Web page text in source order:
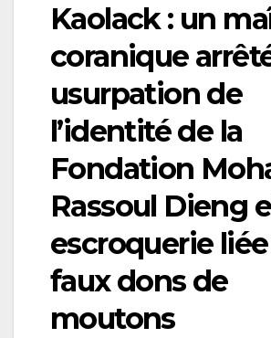
Kaolack : un
coranique
usurpation de
l’identité de la
Fondation
Rassoul Dieng
escroquerie
faux dons de
moutons